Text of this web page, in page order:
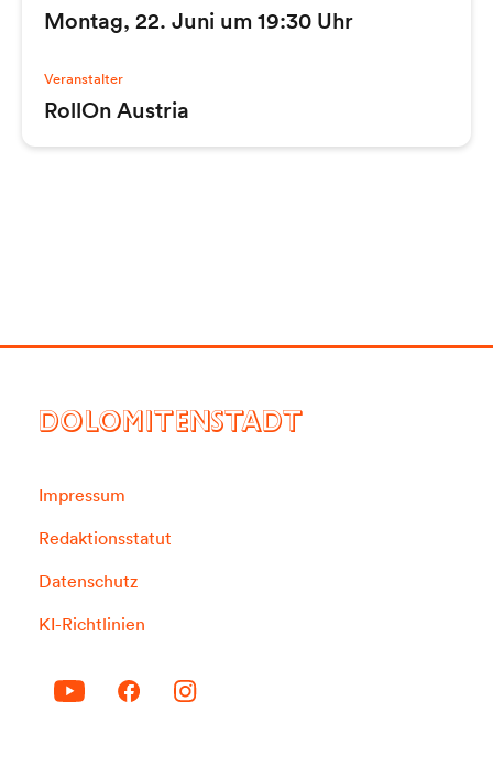
Montag, 22. Juni um 19:30 Uhr
Veranstalter
RollOn Austria
DOLOMITENSTADT
Impressum
Redaktionsstatut
Datenschutz
KI-Richtlinien